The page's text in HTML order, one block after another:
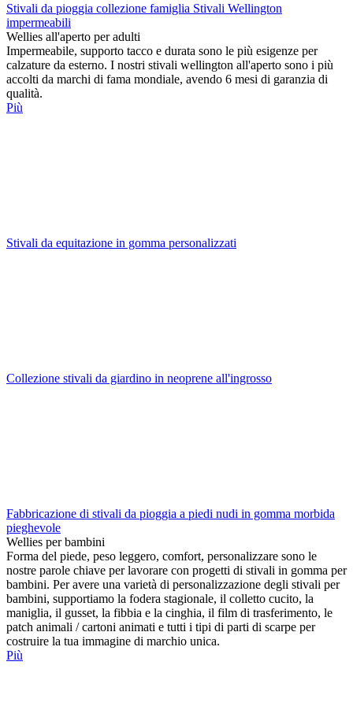
Stivali da pioggia collezione famiglia Stivali Wellington
impermeabili
Wellies all'aperto per adulti
Impermeabile, supporto tacco e durata sono le più esigenze per
calzature da esterno. I nostri stivali wellington all'aperto sono i più
accolti da marchi di fama mondiale, avendo 6 mesi di garanzia di
qualità.
Più
Stivali da equitazione in gomma personalizzati
Collezione stivali da giardino in neoprene all'ingrosso
Fabbricazione di stivali da pioggia a piedi nudi in gomma morbida
pieghevole
Wellies per bambini
Forma del piede, peso leggero, comfort, personalizzare sono le
nostre parole chiave per lavorare con progetti di stivali in gomma per
bambini. Per avere una varietà di personalizzazione degli stivali per
bambini, supportiamo la fodera stagionale, il colletto cucito, la
maniglia, il gusset, la fibbia e la cinghia, il film di trasferimento, le
patch animali / cartoni animati e tutti i tipi di parti di scarpe per
costruire la tua immagine di marchio unica.
Più